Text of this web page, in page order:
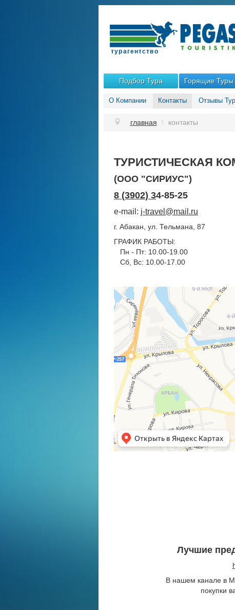
Подбор Тура Горящие Туры
О Компании Контакты Отзывы
главная \ контакты
ТУРИСТИЧЕСКАЯ
(ООО "СИРИУС")
8 (3902) 34-85-25
e-mail: j-travel@mail.ru
г. Абакан, ул. Тельмана, 87
ГРАФИК РАБОТЫ:
Пн - Пт: 10.00-19.00
Сб, Вс: 10.00-17.00
Лучшие
В нашем канале в
покупки